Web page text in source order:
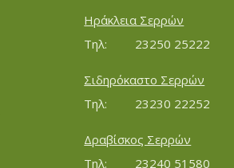
Ηράκλεια Σερρών
Τηλ:		23250 25222
Σιδηρόκαστο Σερρών
Τηλ:		23230 22252
Δραβίσκος Σερρών
Τηλ:		23240 51580